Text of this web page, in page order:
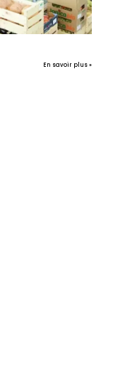
En savoir plus »